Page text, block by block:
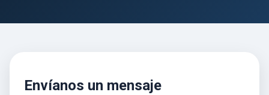
Envíanos un mensaje